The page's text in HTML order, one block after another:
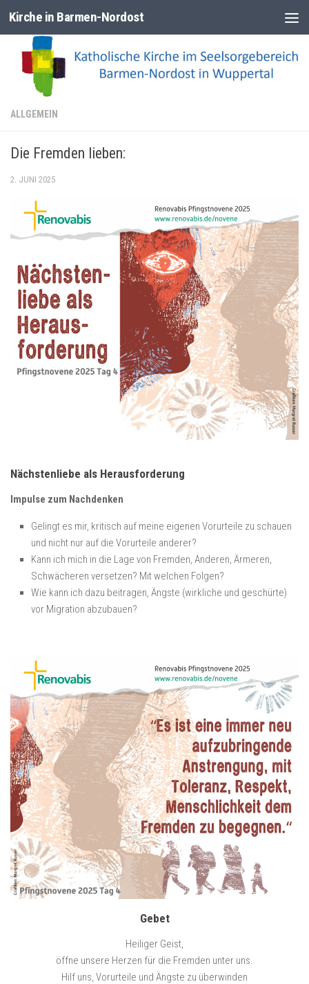
Zum Inhalt springen
Kirche in Barmen-Nordost
ALLGEMEIN
Die Fremden lieben:
2. JUNI 2025
Nächstenliebe als Herausforderung
Impulse zum Nachdenken
Gelingt es mir, kritisch auf meine eigenen Vorurteile zu schauen
und nicht nur auf die Vorurteile anderer?
Kann ich mich in die Lage von Fremden, Anderen, Ärmeren,
Schwächeren versetzen? Mit welchen Folgen?
Wie kann ich dazu beitragen, Ängste (wirkliche und geschürte)
vor Migration abzubauen?
Gebet
Heiliger Geist,
öffne unsere Herzen für die Fremden unter uns.
Hilf uns, Vorurteile und Ängste zu überwinden